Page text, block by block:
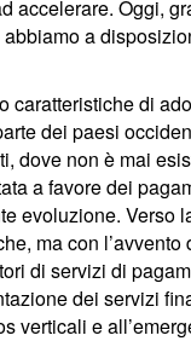
accelerare. Oggi,
a
caratteristiche di
dei paesi
dove non è mai
a favore dei
evoluzione. Verso
ma con
di servizi di
dei servizi
verticali e